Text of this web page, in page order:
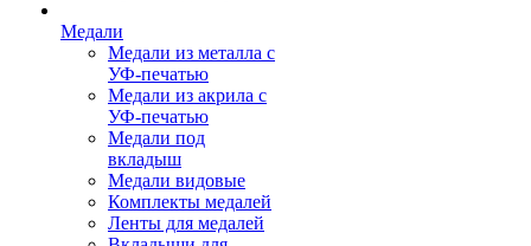
Медали
Медали из металла с
УФ-печатью
Медали из акрила с
УФ-печатью
Медали под
вкладыш
Медали видовые
Комплекты медалей
Ленты для медалей